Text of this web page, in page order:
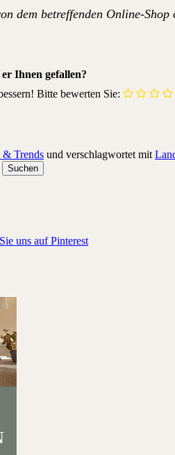
dem betreffenden Online-
Ihnen gefallen?
Bitte bewerten Sie:
& Trends und verschlagwortet mit